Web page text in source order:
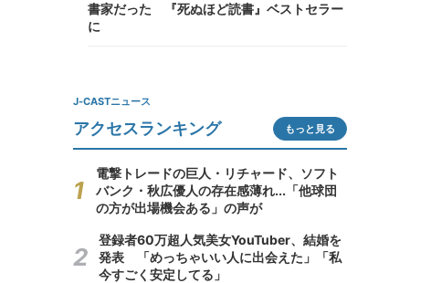
書家だった 『死ぬほど読書』ベストセラー
に
J-CASTニュース
アクセスランキング もっと見る
電撃トレードの巨人・リチャード、ソフト
バンク・秋広優人の存在感薄れ...「他球団
の方が出場機会ある」の声が
登録者60万超人気美女YouTuber、結婚を
発表 「めっちゃいい人に出会えた」「私
今すごく安定してる」